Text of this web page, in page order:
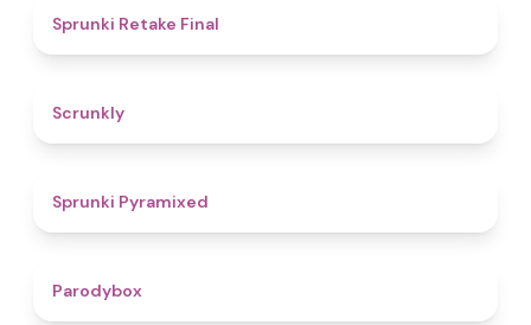
Sprunki Retake Final
Scrunkly
Sprunki Pyramixed
Parodybox